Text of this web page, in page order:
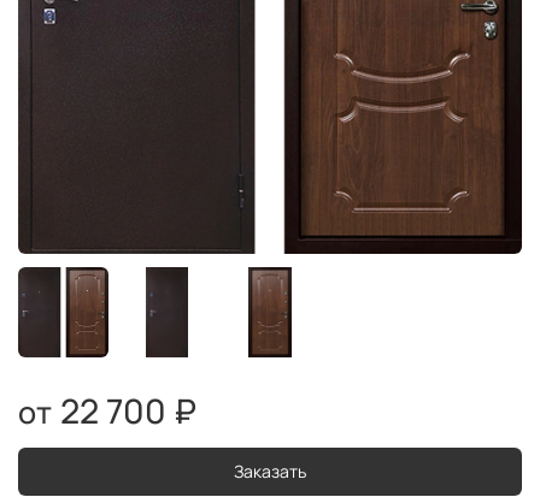
22 700 ₽
Заказать